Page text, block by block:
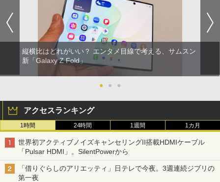
縦横比はどれがいい？ エンタメ目線で考える、サムスン
新「Galaxy Z Fold」
● ● ●
アクセスランキング
1時間 24時間 1週間 1カ月
世界初アクティブノイズキャンセリングII搭載HDMIケーブル
「Pulsar HDMI」。SilentPowerから
「借りぐらしのアリエッティ」日テレで今夜。3週連続ジブリの
第一夜